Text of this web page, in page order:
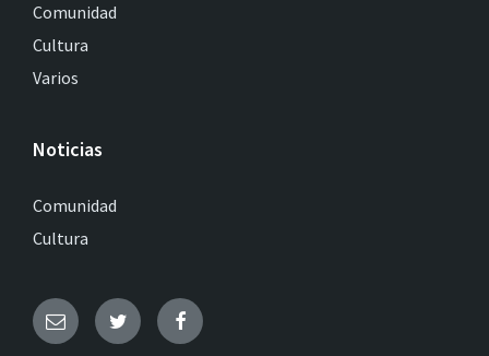
Comunidad
Cultura
Varios
Noticias
Comunidad
Cultura